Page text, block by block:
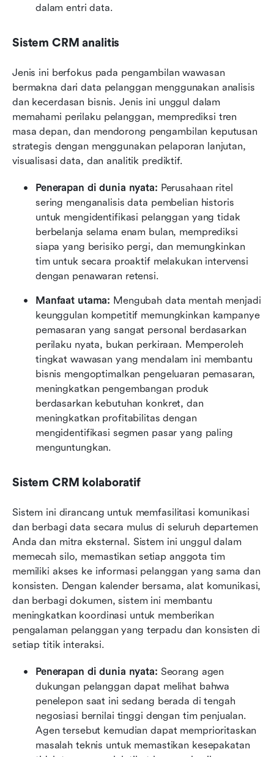
dalam entri data.
Sistem CRM analitis
Jenis ini berfokus pada pengambilan wawasan
bermakna dari data pelanggan menggunakan analisis
dan kecerdasan bisnis. Jenis ini unggul dalam
memahami perilaku pelanggan, memprediksi tren
masa depan, dan mendorong pengambilan keputusan
strategis dengan menggunakan pelaporan lanjutan,
visualisasi data, dan analitik prediktif.
Penerapan di dunia nyata: Perusahaan ritel
sering menganalisis data pembelian historis
untuk mengidentifikasi pelanggan yang tidak
berbelanja selama enam bulan, memprediksi
siapa yang berisiko pergi, dan memungkinkan
tim untuk secara proaktif melakukan intervensi
dengan penawaran retensi.
Manfaat utama: Mengubah data mentah menjadi
keunggulan kompetitif memungkinkan kampanye
pemasaran yang sangat personal berdasarkan
perilaku nyata, bukan perkiraan. Memperoleh
tingkat wawasan yang mendalam ini membantu
bisnis mengoptimalkan pengeluaran pemasaran,
meningkatkan pengembangan produk
berdasarkan kebutuhan konkret, dan
meningkatkan profitabilitas dengan
mengidentifikasi segmen pasar yang paling
menguntungkan.
Sistem CRM kolaboratif
Sistem ini dirancang untuk memfasilitasi komunikasi
dan berbagi data secara mulus di seluruh departemen
Anda dan mitra eksternal. Sistem ini unggul dalam
memecah silo, memastikan setiap anggota tim
memiliki akses ke informasi pelanggan yang sama dan
konsisten. Dengan kalender bersama, alat komunikasi,
dan berbagi dokumen, sistem ini membantu
meningkatkan koordinasi untuk memberikan
pengalaman pelanggan yang terpadu dan konsisten di
setiap titik interaksi.
Penerapan di dunia nyata: Seorang agen
dukungan pelanggan dapat melihat bahwa
penelepon saat ini sedang berada di tengah
negosiasi bernilai tinggi dengan tim penjualan.
Agen tersebut kemudian dapat memprioritaskan
masalah teknis untuk memastikan kesepakatan